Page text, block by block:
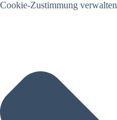
Cookie-Zustimmung verwalten